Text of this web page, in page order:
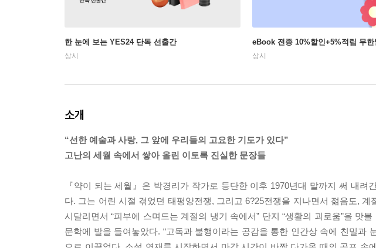
한 눈에 보는 YES24 단독 선출간
상시
eBook 전종 10%할인+5%적립 무
상시
소개
“선한 예술과 사랑, 그 앞에 우리들의 고요한 기도가 있다”
고난의 세월 속에서 쌓아 올린 이토록 진실한 문장들
『약이 되는 세월』은 박경리가 작가로 등단한 이후 1970년대 말까지 써 내
다. 그는 어린 시절 겪었던 태평양전쟁, 그리고 6?25전쟁을 지나면서 젊음도,
시달리면서 “피부에 스며드는 계절의 냉기 속에서” 단지 “생활의 괴로움”을 맛
문학에 발을 들여놓았다. “고독과 불행이라는 공감을 통한 인간상 속에 친밀과